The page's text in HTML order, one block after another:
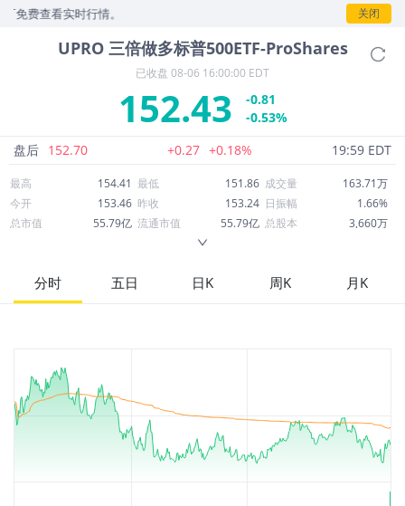
看实时行情。 关闭
UPRO 三倍做多标普500ETF-ProShares
已收盘 08-06 16:00:00 EDT
152.43
-0.81
-0.53%
盘后 152.70 +0.27 +0.18% 19:59 EDT
最高 154.41 最低 151.86 成交量
163.71万
今开
153.46 昨收 153.24 日振幅
1.66%
总市值
55.79亿 流通市值 55.79亿 总股本
3,660万
52周最高
157.50 市盈率
股息
分时 五日 日K 周K 月K